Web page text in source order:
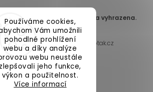
Používáme cookies,
Vám umožnili
pohodlné prohlížení
webu a díky analýze
webu neustále
zlepšovali jeho funkce,
výkon a použitelnost.
Více informací
DomaLEP s.r.o.
. Všechna práva vyhrazena.
Upravit nastavení cookies
vytvořil a nakódoval
Shoptak.cz